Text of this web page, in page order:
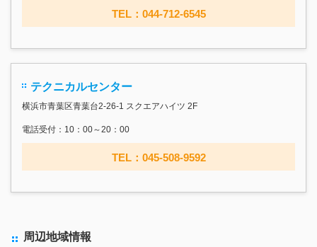
TEL：044-712-6545
テクニカルセンター
横浜市青葉区青葉台2-26-1 スクエアハイツ 2F
電話受付：10：00～20：00
TEL：045-508-9592
周辺地域情報